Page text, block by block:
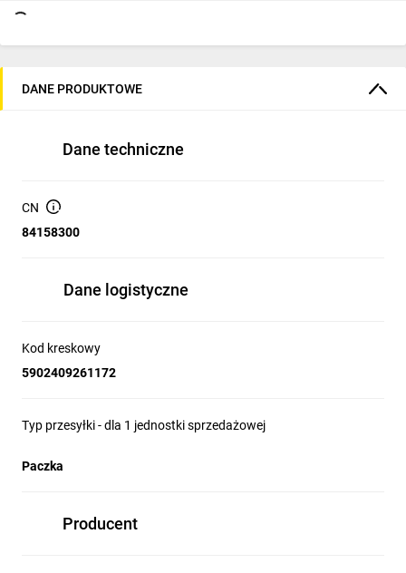
DANE PRODUKTOWE
Dane techniczne
CN
84158300
Dane logistyczne
Kod kreskowy
5902409261172
Typ przesyłki - dla 1 jednostki sprzedażowej
Paczka
Producent